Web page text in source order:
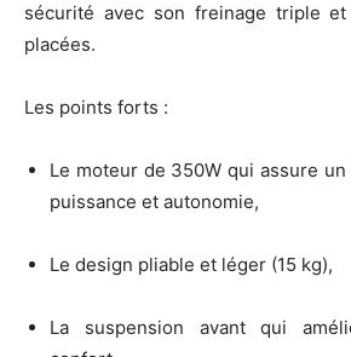
sécurité avec son freinage triple
placées.
Les points forts :
Le moteur de 350W qui assure
puissance et autonomie,
Le design pliable et léger (15 kg),
La suspension avant qui